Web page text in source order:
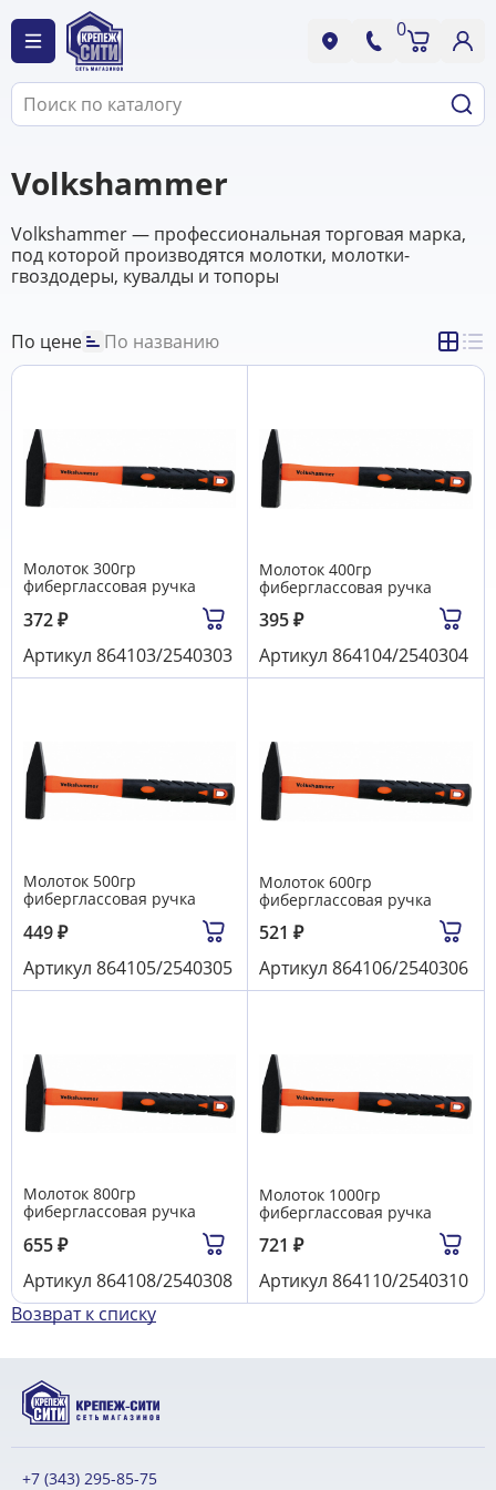
0
Volkshammer
Volkshammer — профессиональная торговая марка,
под которой производятся молотки, молотки-
гвоздодеры, кувалды и топоры
По цене По названию
Молоток 300гр
фиберглассовая ручка
372₽
Артикул 864103/2540303
Молоток 400гр
фиберглассовая ручка
395₽
Артикул 864104/2540304
Молоток 500гр
фиберглассовая ручка
449₽
Артикул 864105/2540305
Молоток 600гр
фиберглассовая ручка
521 ₽
Артикул 864106/2540306
Молоток 800гр
фиберглассовая ручка
655₽
Артикул 864108/2540308
Молоток 1000гр
фиберглассовая ручка
721 ₽
Артикул 864110/2540310
Возврат к списку
+7 (343) 295-85-75